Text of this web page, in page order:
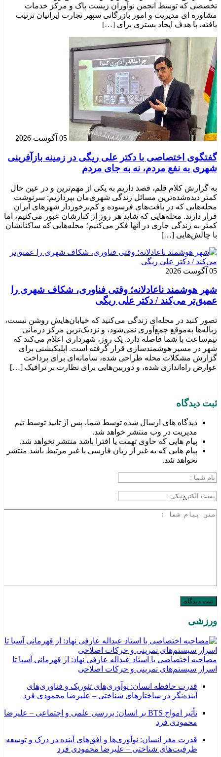
تخصصی که توسط انجمن نوآوران زیست پاک و مرکز خدمات
مشاوره ای مدیریت و امور بازرگانی سپهر تجارت ایرانیان ترتیب
یافته، با هدف ایجاد بستری برای […]
05 آگوست 2026
گفتگوی اختصاصی با دکتر علی ریگی در زمینه بازآفرینی
شهری به نفع مردم، نه به جای مردم
به گزارش کلام قلم، قصد داریم به یکی از مهم‌ترین و در عین حال
کمتر دیده‌شده‌ترین مسائل زندگی شهری‌مان بپردازیم: سرنوشت
محله‌هایی که در بافت‌های فرسوده و کم‌برخوردار شهرهای ایران
قرار دارند. محله‌هایی که شاید هر روز از کنارشان عبور می‌کنیم، اما
کمتر به زندگی جاری در آنها فکر می‌کنیم؛ محله‌هایی که ساکنانشان
با چالش‌هایی […]
05 آگوست 2026
شهر هوشمند ناعادلانه؛ وقتی فناوری، شکاف شهری را
عمیق‌تر می‌کند / دکتر علی ریگی
تصور کنید در محله‌ای زندگی می‌کنید که خیابان‌هایش روشن نیست،
زباله‌ها به‌موقع جمع‌آوری نمی‌شود، و نزدیک‌ترین مرکز درمانی
نیم‌ساعت با شما فاصله دارد. یک روز، شهرداری اعلام می‌کند که
شهر در مسیر هوشمندسازی قرار گرفته است. اپلیکیشنی برای
گزارش مشکلات محله طراحی شده، سامانه‌ای برای پرداخت
عوارض راه‌اندازی شده، و دوربین‌هایی برای نظارت بر ترافیک […]
ثبت دیدگاه
دیدگاه های ارسال شده توسط شما، پس از تایید توسط تیم
مدیریت در وب منتشر خواهد شد.
پیام هایی که حاوی تهمت یا افترا باشد منتشر نخواهد شد.
پیام هایی که به غیر از زبان فارسی یا غیر مرتبط باشد منتشر
نخواهد شد.
ورزشی
مصاحبه اختصاصی با استاد عبداله عارفی نهاد: از قهرمانی آسیا تا
اسرار سیستم‌های تمرینی و حرکات اصلاحی
قدرت حافظه انسان: نوآوری‌های تئوریک و فناوری‌های
آینده‌نگر در ساختارهای شناختی – علیرضا محمودی فرد
تأثیر امواج BTS بر انسان: بررسی علمی و اجتماعی – علیرضا
محمودی فرد
قدرت مغز انسان: نوآوری‌ها و افق‌های آینده در درک و توسعه
ظرفیت‌های شناختی – علیرضا محمودی فرد